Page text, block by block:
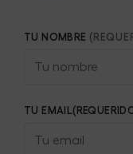
TU NOMBRE
TU